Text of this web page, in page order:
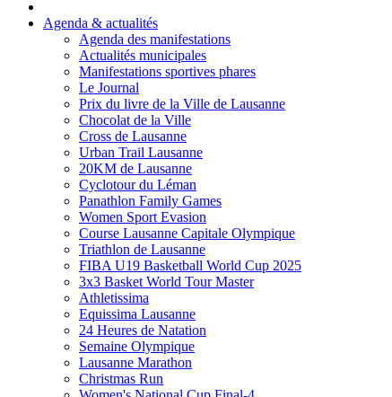
Agenda & actualités
Agenda des manifestations
Actualités municipales
Manifestations sportives phares
Le Journal
Prix du livre de la Ville de Lausanne
Chocolat de la Ville
Cross de Lausanne
Urban Trail Lausanne
20KM de Lausanne
Cyclotour du Léman
Panathlon Family Games
Women Sport Evasion
Course Lausanne Capitale Olympique
Triathlon de Lausanne
FIBA U19 Basketball World Cup 2025
3x3 Basket World Tour Master
Athletissima
Equissima Lausanne
24 Heures de Natation
Semaine Olympique
Lausanne Marathon
Christmas Run